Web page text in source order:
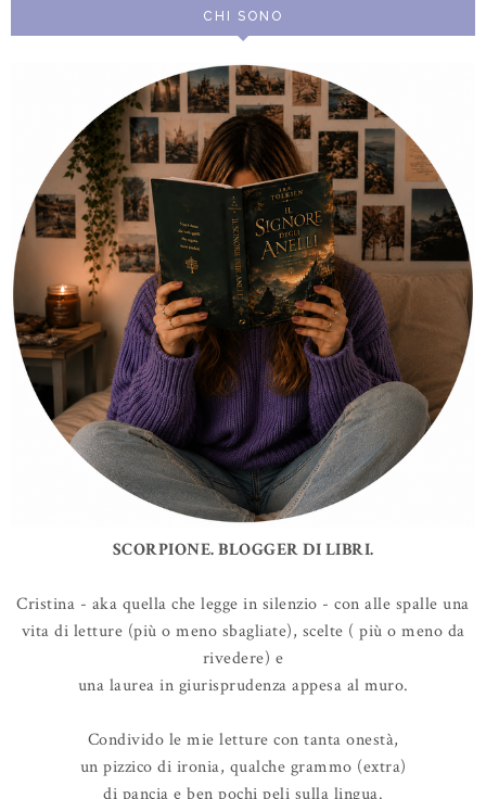
CHI SONO
SCORPIONE. BLOGGER DI LIBRI.
Cristina - aka quella che legge in silenzio - con alle spalle una
vita di letture (più o meno sbagliate), scelte ( più o meno da
rivedere) e
una laurea in giurisprudenza appesa al muro.
Condivido le mie letture con tanta onestà,
un pizzico di ironia, qualche grammo (extra)
di pancia e ben pochi peli sulla lingua.